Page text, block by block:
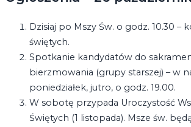
Dzisiaj po Mszy Św. o godz. 10.30 –
świętych.
Spotkanie kandydatów do
bierzmowania (grupy starszej) – w
poniedziałek, jutro, o godz. 19.00.
W sobotę przypada Uroczystość
Świętych (1 listopada). Msze św.